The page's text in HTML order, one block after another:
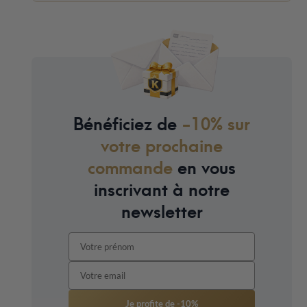
Bénéficiez de -10% sur
votre prochaine
commande en vous
inscrivant à notre
newsletter
Je profite de -10%